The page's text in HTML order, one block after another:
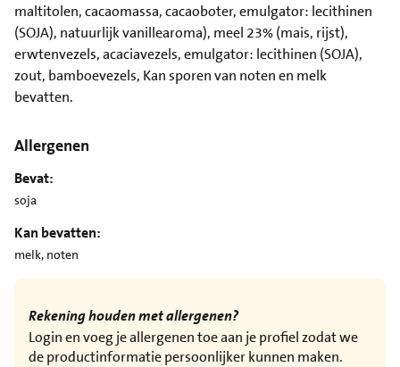
maltitolen, cacaomassa, cacaoboter, emulgator: lecithinen
(SOJA), natuurlijk vanillearoma), meel 23% (mais, rijst),
erwtenvezels, acaciavezels, emulgator: lecithinen (SOJA),
zout, bamboevezels, Kan sporen van noten en melk
bevatten.
Allergenen
Bevat:
soja
Kan bevatten:
melk, noten
Rekening houden met allergenen?
Login en voeg je allergenen toe aan je profiel zodat we
de productinformatie persoonlijker kunnen maken.